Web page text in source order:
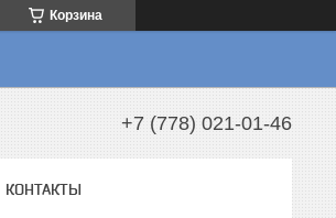
Корзина
+7 (778) 021-01-46
КОНТАКТЫ